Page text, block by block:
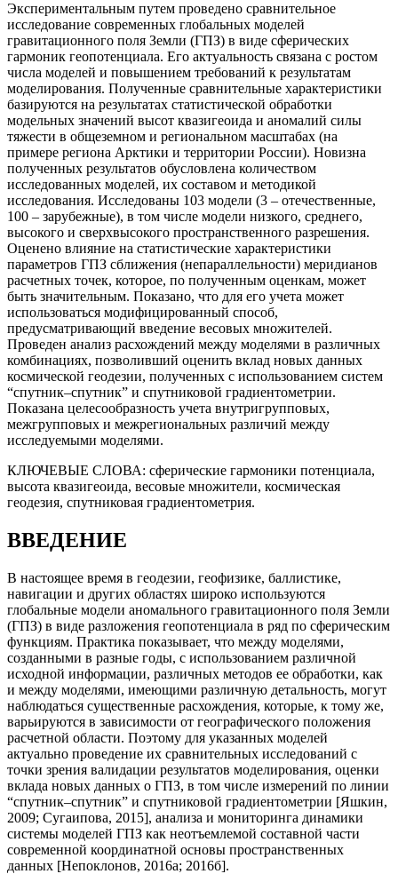
Экспериментальным путем проведено сравнительное
исследование современных глобальных моделей
гравитационного поля Земли (ГПЗ) в виде сферических
гармоник геопотенциала. Его актуальность связана с ростом
числа моделей и повышением требований к результатам
моделирования. Полученные сравнительные характеристики
базируются на результатах статистической обработки
модельных значений высот квазигеоида и аномалий силы
тяжести в общеземном и региональном масштабах (на
примере региона Арктики и территории России). Новизна
полученных результатов обусловлена количеством
исследованных моделей, их составом и методикой
исследования. Исследованы 103 модели (3 – отечественные,
100 – зарубежные), в том числе модели низкого, среднего,
высокого и сверхвысокого пространственного разрешения.
Оценено влияние на статистические характеристики
параметров ГПЗ сближения (непараллельности) меридианов
расчетных точек, которое, по полученным оценкам, может
быть значительным. Показано, что для его учета может
использоваться модифицированный способ,
предусматривающий введение весовых множителей.
Проведен анализ расхождений между моделями в различных
комбинациях, позволивший оценить вклад новых данных
космической геодезии, полученных с использованием систем
“спутник–спутник” и спутниковой градиентометрии.
Показана целесообразность учета внутригрупповых,
межгрупповых и межрегиональных различий между
исследуемыми моделями.
КЛЮЧЕВЫЕ СЛОВА: сферические гармоники потенциала,
высота квазигеоида, весовые множители, космическая
геодезия, спутниковая градиентометрия.
ВВЕДЕНИЕ
В настоящее время в геодезии, геофизике, баллистике,
навигации и других областях широко используются
глобальные модели аномального гравитационного поля Земли
(ГПЗ) в виде разложения геопотенциала в ряд по сферическим
функциям. Практика показывает, что между моделями,
созданными в разные годы, с использованием различной
исходной информации, различных методов ее обработки, как
и между моделями, имеющими различную детальность, могут
наблюдаться существенные расхождения, которые, к тому же,
варьируются в зависимости от географического положения
расчетной области. Поэтому для указанных моделей
актуально проведение их сравнительных исследований с
точки зрения валидации результатов моделирования, оценки
вклада новых данных о ГПЗ, в том числе измерений по линии
“спутник–спутник” и спутниковой градиентометрии [Яшкин,
2009; Сугаипова, 2015], анализа и мониторинга динамики
системы моделей ГПЗ как неотъемлемой составной части
современной координатной основы пространственных
данных [Непоклонов, 2016а; 2016б].